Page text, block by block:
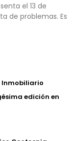
el 13 de
de problemas. Es
Inmobiliario
edición en